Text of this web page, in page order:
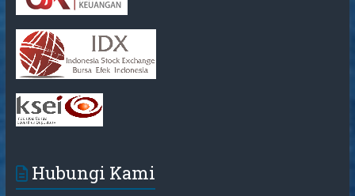
Hubungi Kami